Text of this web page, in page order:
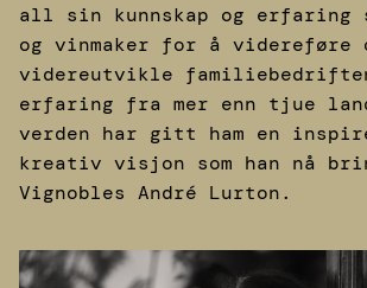
all sin kunnskap og erfaring
og vinmaker for å videreføre
videreutvikle
erfaring fra mer enn tjue
verden har gitt ham en
kreativ visjon som han nå
Vignobles André Lurton.